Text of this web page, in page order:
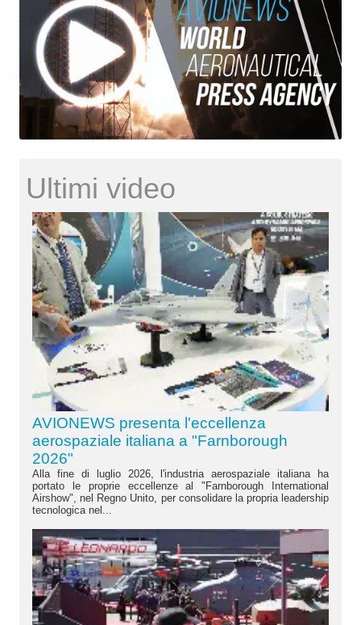
Ultimi video
AVIONEWS presenta l'eccellenza
aerospaziale italiana a "Farnborough
2026"
Alla fine di luglio 2026, l'industria aerospaziale italiana ha
portato le proprie eccellenze al "Farnborough International
Airshow", nel Regno Unito, per consolidare la propria leadership
tecnologica nel...